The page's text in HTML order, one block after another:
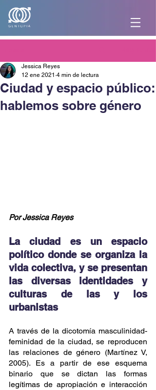
Ciudad y espacio público:
hablemos sobre género
Jessica Reyes
12 ene 2021 4 min de lectura
Por Jessica Reyes
La ciudad es un espacio
político donde se organiza la
vida colectiva, y se presentan
las diversas identidades y
culturas de las y los
urbanistas
A través de la dicotomía masculinidad-
feminidad de la ciudad, se reproducen
las relaciones de género (Martínez V,
2005). Es a partir de ese esquema
binario que se dictan las formas
legítimas de apropiación e interacción